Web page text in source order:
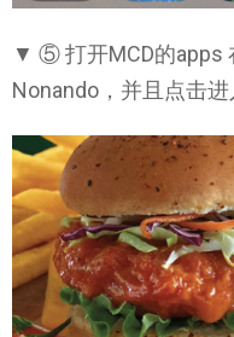
▼ ⑤ 打开MCD的apps
Nonando，并且点击进